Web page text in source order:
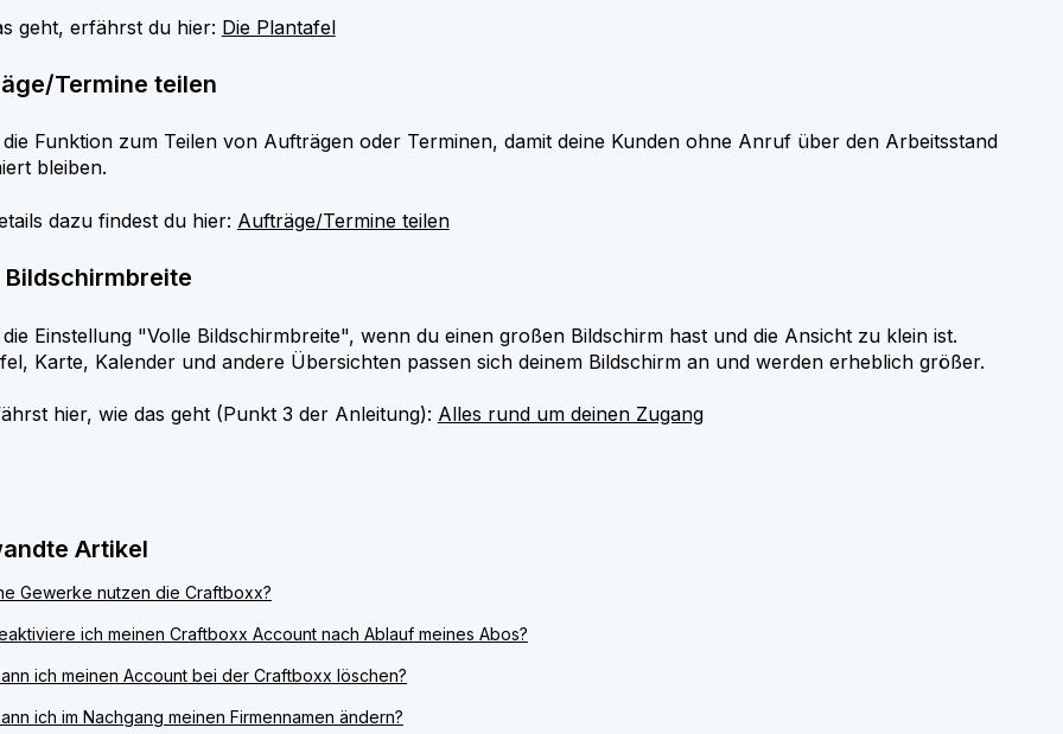
geht, erfährst du hier: Die Plantafel
Termine teilen
Funktion zum Teilen von Aufträgen oder Terminen, damit deine Kunden ohne Anruf über den Arbeitsstand
bleiben.
dazu findest du hier: Aufträge/Termine teilen
Bildschirmbreite
Einstellung "Volle Bildschirmbreite", wenn du einen großen Bildschirm hast und die Ansicht zu klein ist.
Karte, Kalender und andere Übersichten passen sich deinem Bildschirm an und werden erheblich größer.
hier, wie das geht (Punkt 3 der Anleitung): Alles rund um deinen Zugang
Artikel
Gewerke nutzen die Craftboxx?
ich meinen Craftboxx Account nach Ablauf meines Abos?
ich meinen Account bei der Craftboxx löschen?
ich im Nachgang meinen Firmennamen ändern?